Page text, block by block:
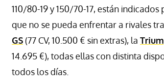
110/80-19 y 150/70-17, están
que no se pueda enfrentar a rivales
GS (77 CV, 10.500 € sin extras), la
14.695 €), todas ellas con distinta
todos los días.